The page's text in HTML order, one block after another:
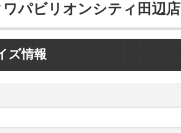
パビリオンシティ田辺店
ズ情報